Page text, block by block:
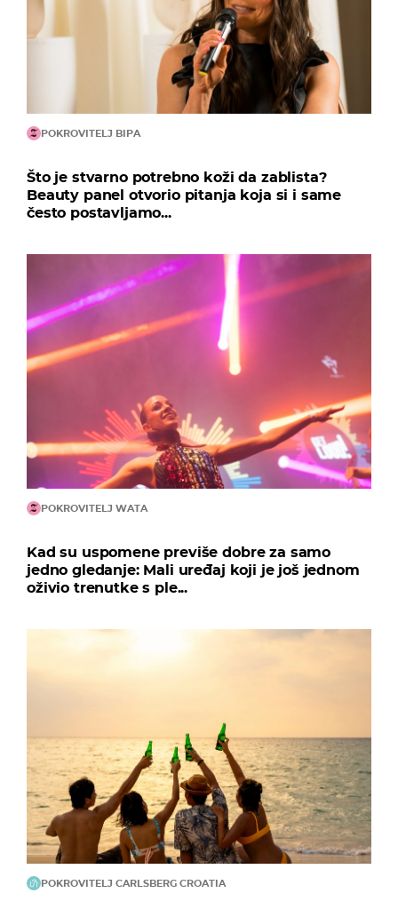
POKROVITELJ BIPA
Što je stvarno potrebno koži da zablista?
Beauty panel otvorio pitanja koja si i same
često postavljamo...
POKROVITELJ WATA
Kad su uspomene previše dobre za samo
jedno gledanje: Mali uređaj koji je još jednom
oživio trenutke s ple...
POKROVITELJ CARLSBERG CROATIA